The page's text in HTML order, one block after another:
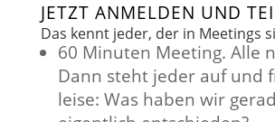
JETZT ANMELDEN UND
Das kennt jeder, der in Meetings
60 Minuten Meeting. Alle
Dann steht jeder auf und
leise: Was haben wir